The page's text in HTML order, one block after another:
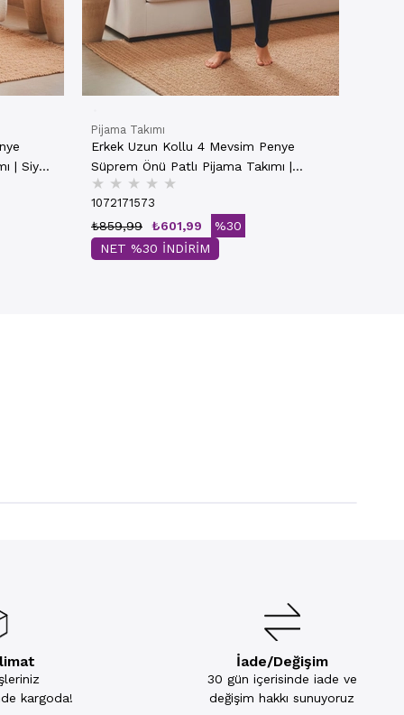
| Siyah
Pijama Takımı
Erkek Uzun Kollu 4 Mevsim Penye
Süprem Önü Patlı Pijama Takımı |
Lacivert 802
★ ★ ★ ★ ★
1072171573
₺601,99
₺859,99
%30
NET %30 İNDİRİM
kargoda!
İade/Değişim
30 gün içerisinde iade ve
değişim hakkı sunuyoruz